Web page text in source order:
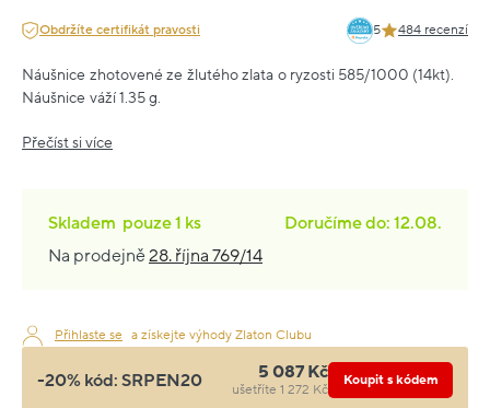
Obdržíte certifikát pravosti 5 484 recenzí
Náušnice zhotovené ze žlutého zlata o ryzosti 585/1000 (14kt).
Náušnice váží 1.35 g.
Přečíst si více
Skladem pouze1 ks
Doručíme do: 12.08.
Na prodejně28. října 769/14
Přihlaste se a získejte výhody Zlaton Clubu
-20% kód: SRPEN20 5 087 Kč
ušetříte 1 272 Kč
Koupit s kódem